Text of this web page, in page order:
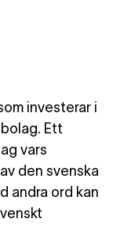
investerar i
Ett
vars
den svenska
andra ord kan